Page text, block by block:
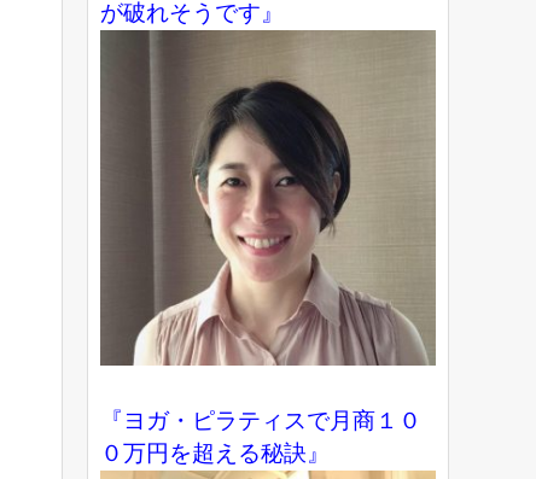
が破れそうです』
『ヨガ・ピラティスで月商１０
０万円を超える秘訣』